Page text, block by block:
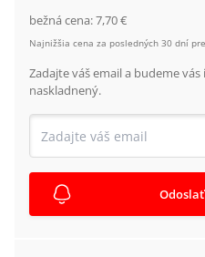
bežná cena:7,70 €
Najnižšia cena za posledných 30 dní
Zadajte váš email a budeme
naskladnený.